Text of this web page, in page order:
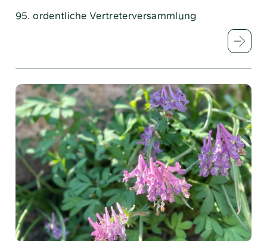
95. ordentliche Vertreterversammlung